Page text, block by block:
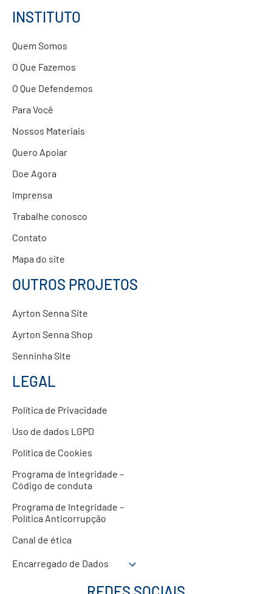
Parcerias com Empresas
INSTITUTO
Quem Somos
O Que Fazemos
O Que Defendemos
Para Você
Nossos Materiais
Quero Apoiar
Doe Agora
Imprensa
Trabalhe conosco
Contato
Mapa do site
OUTROS PROJETOS
Ayrton Senna Site
Ayrton Senna Shop
Senninha Site
LEGAL
Política de Privacidade
Uso de dados LGPD
Política de Cookies
Programa de Integridade –
Código de conduta
Programa de Integridade –
Política Anticorrupção
Canal de ética
Encarregado de Dados